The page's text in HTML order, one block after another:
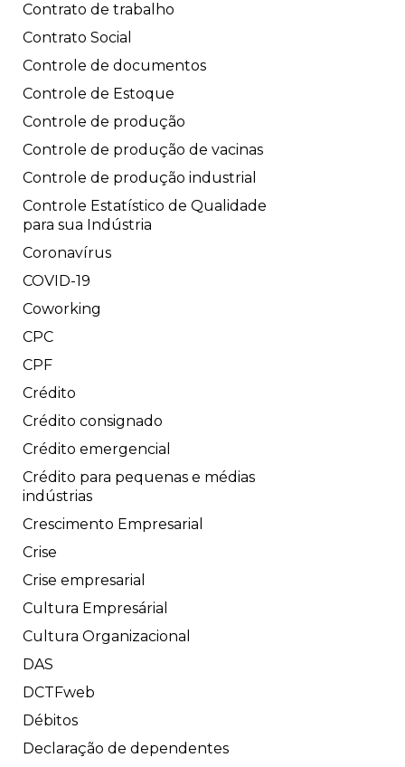
Contrato de trabalho
Contrato Social
Controle de documentos
Controle de Estoque
Controle de produção
Controle de produção de vacinas
Controle de produção industrial
Controle Estatístico de Qualidade
para sua Indústria
Coronavírus
COVID-19
Coworking
CPC
CPF
Crédito
Crédito consignado
Crédito emergencial
Crédito para pequenas e médias
indústrias
Crescimento Empresarial
Crise
Crise empresarial
Cultura Empresárial
Cultura Organizacional
DAS
DCTFweb
Débitos
Declaração de dependentes